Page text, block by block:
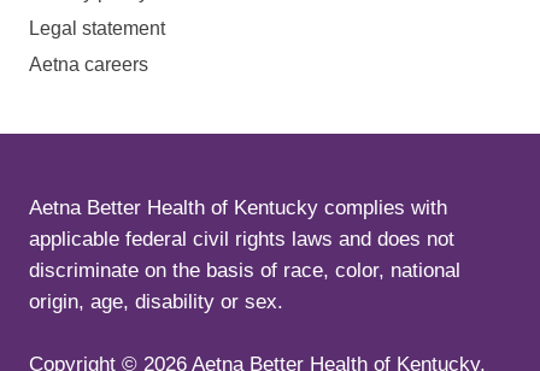
Legal statement
Aetna careers
Aetna Better Health of Kentucky complies with
applicable federal civil rights laws and does not
discriminate on the basis of race, color, national
origin, age, disability or sex.
Copyright © 2026 Aetna Better Health of Kentucky.